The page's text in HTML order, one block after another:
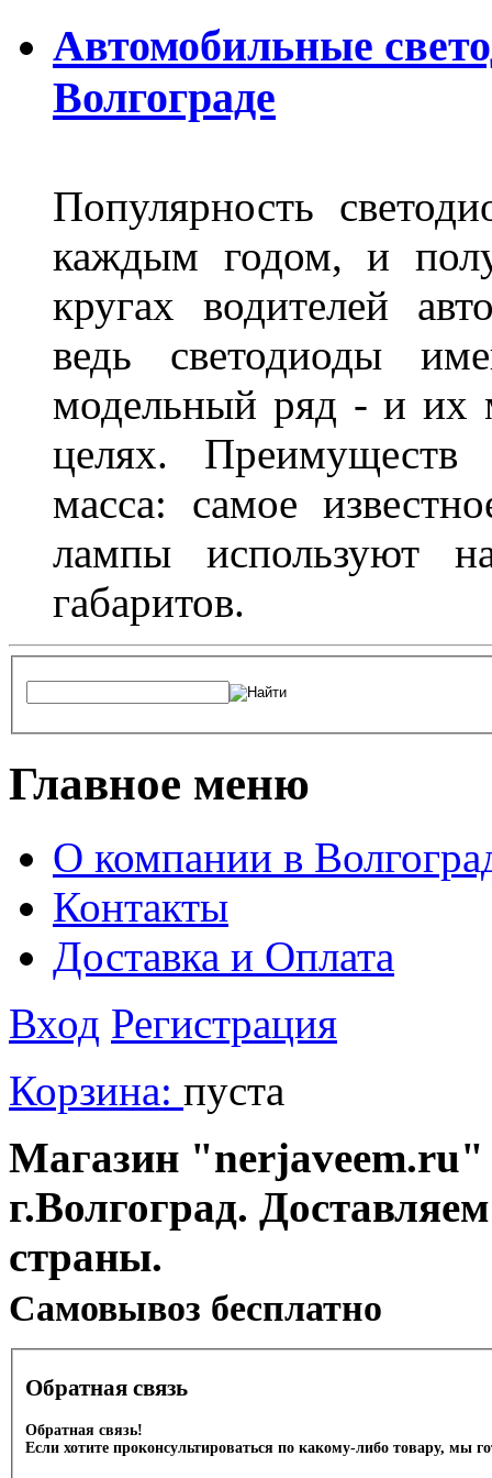
Автомобильные
Волгограде
Популярность
каждым годом, и
кругах водителей
ведь светодиоды
модельный ряд - и их
целях.
масса: самое
лампы используют
габаритов.
Главное меню
О компании в
Контакты
Доставка и Оплата
Вход Регистрация
Корзина: пуста
Магазин "nerjaveem.ru"
г.Волгоград.
страны.
Cамовывоз бесплатно
Обратная связь
Обратная связь!
Если хотите проконсультироваться по какому-либо товару, мы